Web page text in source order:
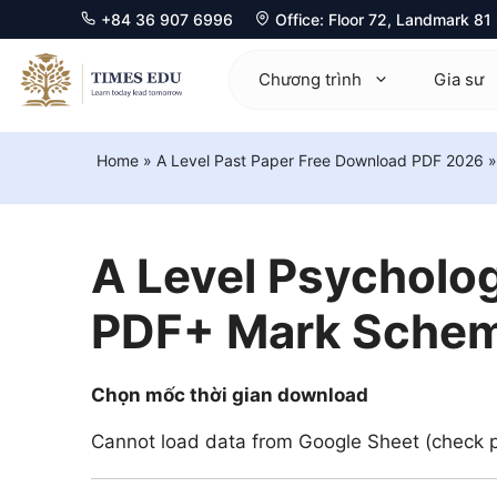
+84 36 907 6996 Office: Floor 72, Landmark 81
Chuyển
đến
nội
dung
Chương trình
Chemistry 0620
Biology 0610
Economics 0455
Business 0450
Gia sư
Home » A Level Past Paper Free Download PDF 2026 »
A Level
PDF+ Mark
Chọn mốc thời gian download
Cannot load data from Google Sheet (check